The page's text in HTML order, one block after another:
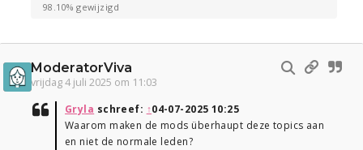
98.10% gewijzigd
ModeratorViva
vrijdag 4 juli 2025 om 11:03
Gryla schreef: ↑04-07-2025 10:25
Waarom maken de mods überhaupt deze topics aan
en niet de normale leden?